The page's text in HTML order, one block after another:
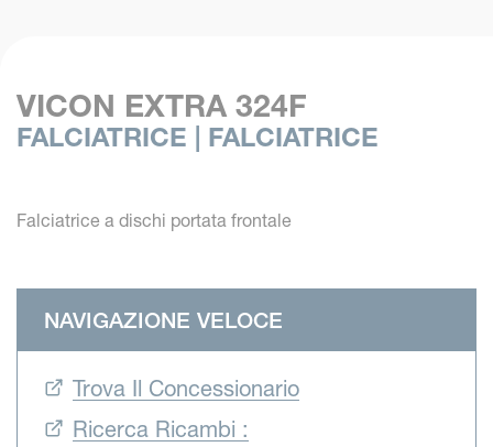
VICON EXTRA 324F
FALCIATRICE | FALCIATRICE
Falciatrice a dischi portata frontale
NAVIGAZIONE VELOCE
Trova Il Concessionario
Ricerca Ricambi :